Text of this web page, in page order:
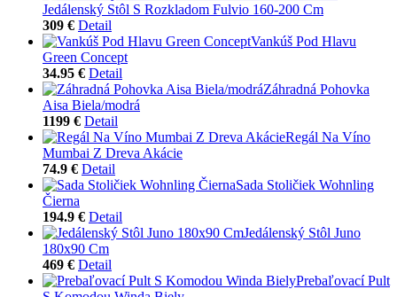
Jedálenský Stôl S Rozkladom Fulvio 160-200 Cm
309 € Detail
Vankúš Pod Hlavu
Green Concept
34.95 € Detail
Záhradná Pohovka
Aisa Biela/modrá
1199 € Detail
Regál Na Víno
Mumbai Z Dreva Akácie
74.9 € Detail
Sada Stoličiek Wohnling
Čierna
194.9 € Detail
Jedálenský Stôl Juno
180x90 Cm
469 € Detail
Prebaľovací Pult